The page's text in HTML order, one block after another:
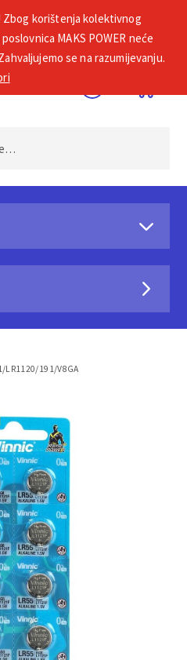
191/V8GA
korištenja kolektivnog
MAKS POWER neće
se na razumijevanju.